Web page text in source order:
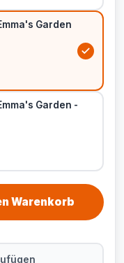
Garden
Garden -
Warenkorb